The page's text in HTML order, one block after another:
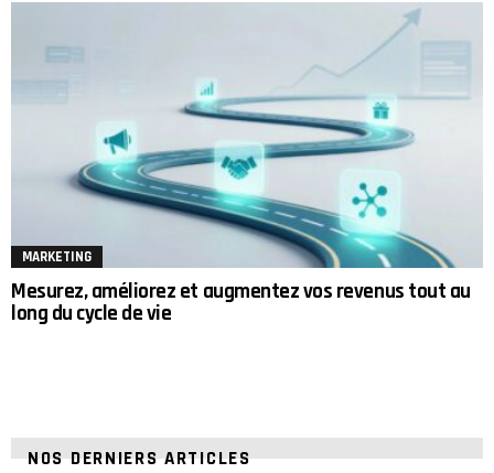
MARKETING
Mesurez, améliorez et augmentez vos revenus tout au
long du cycle de vie
NOS DERNIERS ARTICLES